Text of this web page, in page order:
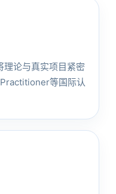
理论与真实项目紧密
等国际认